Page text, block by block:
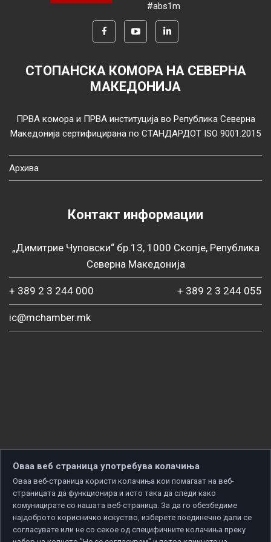
#abs1m
СТОПАНСКА КОМОРА НА СЕВЕРНА
МАКЕДОНИЈА
ПРВА комора и ПРВА институција во Република Северна
Македонија сертифицирана по СТАНДАРДОТ ISO 9001:2015
Архива
Контакт информации
„Димитрие Чуповски“ бр.13, 1000 Скопје, Република
Северна Македонија
+ 389 2 3 244 000 + 389 2 3 244 055
ic@mchamber.mk
Оваа веб страница употребува колачиња
Оваа веб-страница користи колачиња кои помагаат на веб-
страницата да функционира и исто така да следи како
комуницирате со нашата веб-страница. За да го обезбедиме
најдоброто корисничко искуство, изберете поединечно дали се
согласувате или не со секое од специфичните колачиња преку